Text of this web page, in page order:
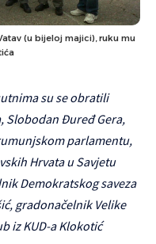
(u bijeloj majici), ruku mu
su se obratili
Slobodan Đuređ Gera,
parlamentu,
Hrvata u Savjetu
Demokratskog saveza
gradonačelnik Velike
iz KUD-a Klokotić